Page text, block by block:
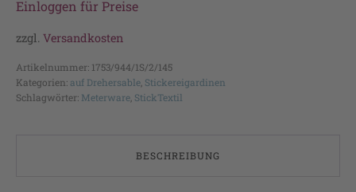
Einloggen für Preise
zzgl. Versandkosten
Artikelnummer: 1753/944/1S/2/145
Kategorien: auf Drehersable Stickereigardinen
Schlagwörter: Meterware StickTextil
BESCHREIBUNG